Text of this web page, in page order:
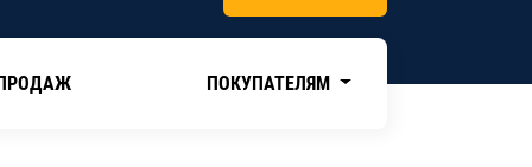
ПОКУПАТЕЛЯМ